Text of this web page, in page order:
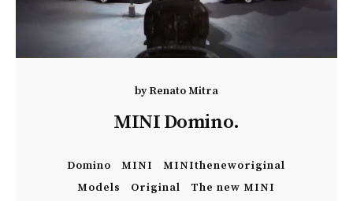
byRenato Mitra
MINI Domino.
Domino MINI
MINItheneworiginal
Models
Original The new MINI